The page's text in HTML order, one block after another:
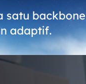
satu backbone
adaptif.